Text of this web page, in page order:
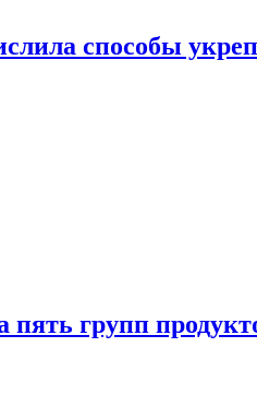
способы
пять групп